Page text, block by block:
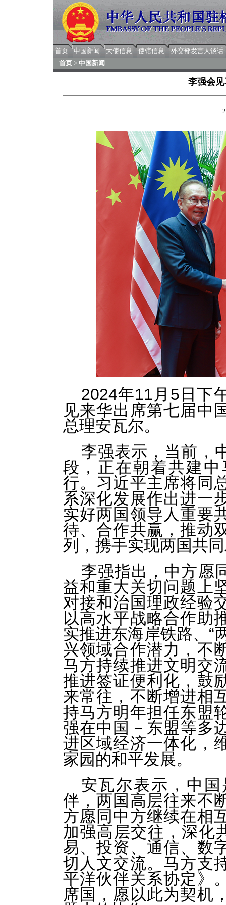
首页 中国新闻 大使信息 使馆信息
外交部发言人谈话
首页 > 中国新闻
李强会
2024年11月5日下
见来华出席第七届中
总理安瓦尔。
李强表示，当前，
段，正在朝着共建
行。习近平主席将同
系深化发展作出进一
实好两国领导人重要
待、合作共赢，推动
列，携手实现两国共
李强指出，中方愿
益和重大关切问题上
对接和治国理政经验
以高水平战略合作助
实推进东海岸铁路、“
兴领域合作潜力，不
马方持续推进文明交
推进签证便利化，鼓
来常往，不断增进相
持马方明年担任东盟
强在中国－东盟等多
进区域经济一体化，
家园的和平发展。
安瓦尔表示，中
伴，两国高层往来不
方愿同中方继续在相
加强高层交往，深化
易、投资、通信、数
切人文交流。马方支
平洋伙伴关系协定》
席国，愿以此为契机